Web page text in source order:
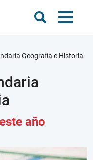
Geografía e Historia
año